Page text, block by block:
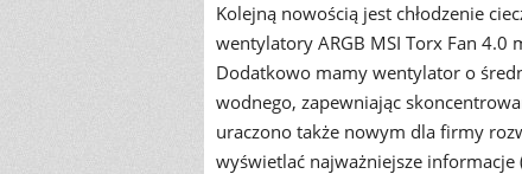
Kolejną nowością jest chłodzenie
wentylatory ARGB MSI Torx Fan 4.0
Dodatkowo mamy wentylator o
wodnego, zapewniając
uraczono także nowym dla firmy
wyświetlać najważniejsze